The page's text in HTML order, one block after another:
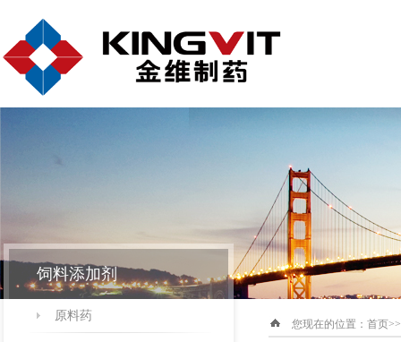
饲料添加剂
原料药
您现在的位置： 首页>>